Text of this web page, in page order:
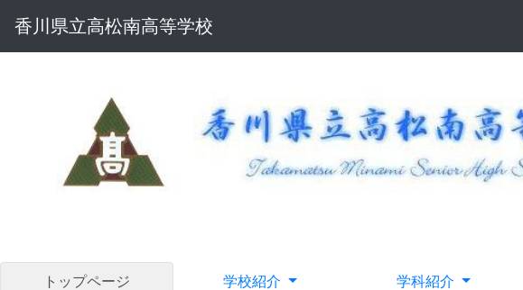
香川県立高松南高等学校
トップページ 学校紹介 学科紹介